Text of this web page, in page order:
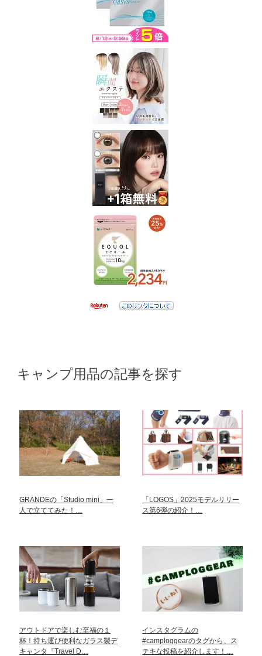
キャンプ用品の記事を探す
GRANDEの「Studio mini」一
人で立ててみた！…
「LOGOS」2025モデルリリー
ス第6弾の紹介！…
アウトドアで楽しむ至福の１
杯！持ち運び便利なガラス製デ
キャンタ『Travel D…
インスタグラムの
#camploggearのタグから、ス
テキな投稿を紹介します！…